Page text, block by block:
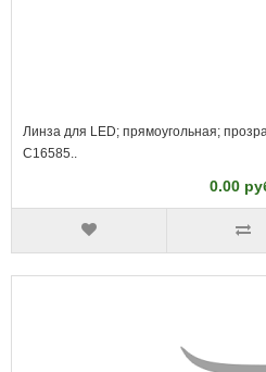
Линза для LED; прямоугольная;
C16585..
0.00